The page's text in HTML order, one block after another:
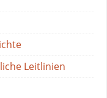
Leitlinien